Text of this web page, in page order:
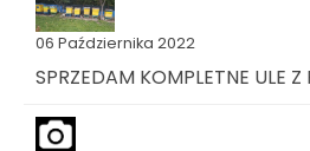
06 Października 2022
SPRZEDAM KOMPLETNE ULE